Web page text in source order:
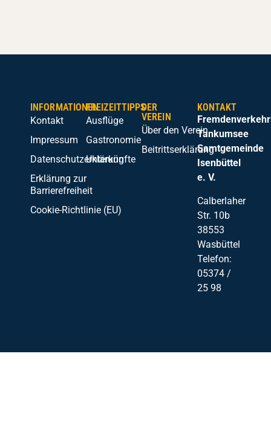
INFORMATIONEN
Kontakt
Impressum
Datenschutzerklärung
Erklärung zur
Barrierefreiheit
Cookie-Richtlinie (EU)
FREIZEITTIPPS
Ausflüge
Gastronomie
Unterkünfte
DER
VEREIN
Über den Verein
Beitrittserklärung
KONTAKT
Tankumsee
Samtgemeinde
Isenbüttel
e. V.
Calberlaher
Str. 10b
38553
Wasbüttel
Telefon:
05374 /
25 98